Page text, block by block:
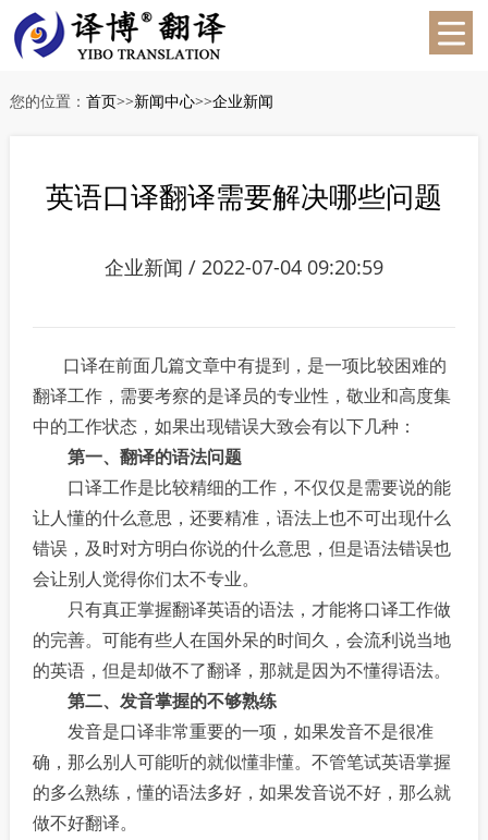
您的位置： 首页>>新闻中心>>企业新闻
英语口译翻译需要解决哪些问题
企业新闻 / 2022-07-04 09:20:59
口译在前面几篇文章中有提到，是一项比较困难的
翻译工作，需要考察的是译员的专业性，敬业和高度集
中的工作状态，如果出现错误大致会有以下几种：
第一、翻译的语法问题
口译工作是比较精细的工作，不仅仅是需要说的能
让人懂的什么意思，还要精准，语法上也不可出现什么
错误，及时对方明白你说的什么意思，但是语法错误也
会让别人觉得你们太不专业。
只有真正掌握翻译英语的语法，才能将口译工作做
的完善。可能有些人在国外呆的时间久，会流利说当地
的英语，但是却做不了翻译，那就是因为不懂得语法。
第二、发音掌握的不够熟练
发音是口译非常重要的一项，如果发音不是很准
确，那么别人可能听的就似懂非懂。不管笔试英语掌握
的多么熟练，懂的语法多好，如果发音说不好，那么就
做不好翻译。